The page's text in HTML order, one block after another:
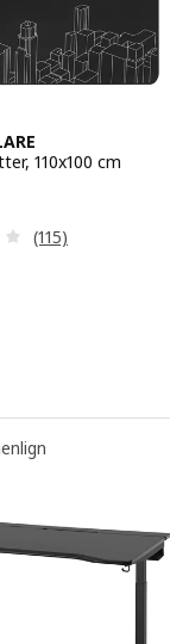
Samlede
110x100 cm
Gjennomgang:
(115)